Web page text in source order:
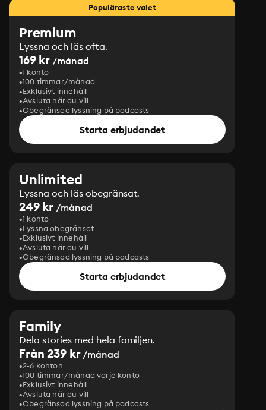
Populäraste valet
Premium
Lyssna och läs ofta.
169 kr /månad
1 konto
100 timmar/månad
Exklusivt innehåll
Avsluta när du vill
Obegränsad lyssning på podcasts
Starta erbjudandet
Unlimited
Lyssna och läs obegränsat.
249 kr /månad
1 konto
Lyssna obegränsat
Exklusivt innehåll
Avsluta när du vill
Obegränsad lyssning på podcasts
Starta erbjudandet
Family
Dela stories med hela familjen.
Från 239 kr/månad
2-6 konton
100 timmar/månad varje konto
Exklusivt innehåll
Avsluta när du vill
Obegränsad lyssning på podcasts